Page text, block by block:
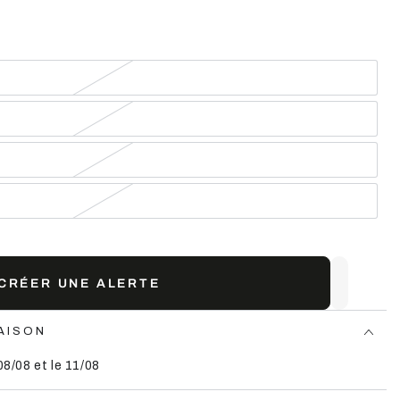
UNE ALERTE
08 et le 11/08